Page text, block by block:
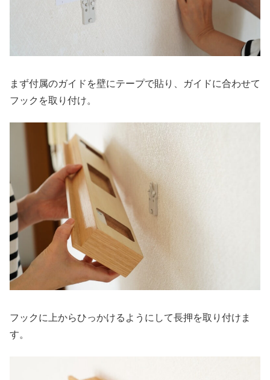
まず付属のガイドを壁にテープで貼り、ガイドに合わせて
フックを取り付け。
フックに上からひっかけるようにして長押を取り付けま
す。